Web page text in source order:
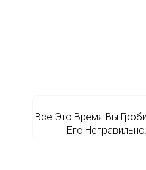
Все Это Время Вы
Его